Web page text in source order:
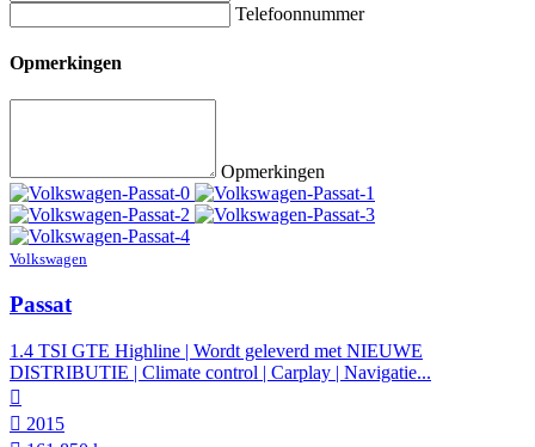
Telefoonnummer
Opmerkingen
Opmerkingen
Volkswagen
Passat
1.4 TSI GTE Highline | Wordt geleverd met NIEUWE
DISTRIBUTIE | Climate control | Carplay | Navigatie...
2015